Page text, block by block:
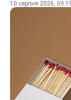
10 серпня 2026,